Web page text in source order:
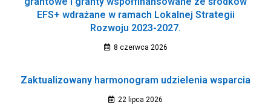
EFS+ wdrażane w ramach Lokalnej Strategii
Rozwoju 2023-2027.
8 czerwca 2026
Zaktualizowany harmonogram udzielenia wsparcia
22 lipca 2026